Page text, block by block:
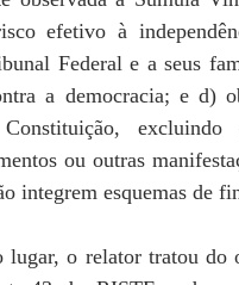
efetivo à
Federal e a seus
a democracia; e d)
ou outras
integrem esquemas de
lugar, o relator tratou do